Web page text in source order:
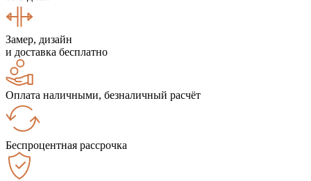
Замер, дизайн
и доставка бесплатно
Оплата наличными, безналичный расчёт
Беспроцентная рассрочка